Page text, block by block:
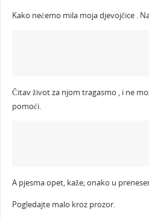
Kako nećemo mila moja djevojčice .
Čitav život za njom tragasmo , i ne
pomoći.
A pjesma opet, kaže; onako u
Pogledajte malo kroz prozor.